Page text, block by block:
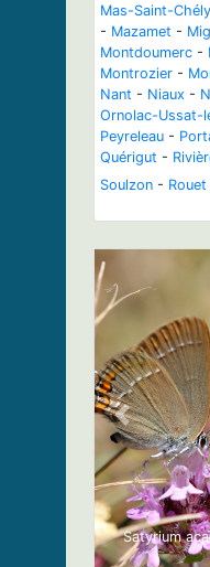
Mas-Saint-Chély
- Mazamet -
Montdoumerc -
Montrozier -
Nant - Niaux -
Ornolac-Ussat-
Peyreleau -
Quérigut -
Soulzon - Rouet
Satyrium
Previous